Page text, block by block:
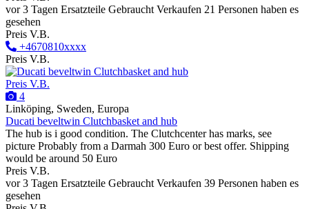
vor 3 Tagen Ersatzteile Gebraucht Verkaufen 21 Personen haben es
gesehen
Preis V.B.
+4670810xxxx
Preis V.B.
Preis V.B.
4
Linköping, Sweden, Europa
Ducati beveltwin Clutchbasket and hub
The hub is i good condition. The Clutchcenter has marks, see
picture Probably from a Darmah 300 Euro or best offer. Shipping
would be around 50 Euro
Preis V.B.
vor 3 Tagen Ersatzteile Gebraucht Verkaufen 39 Personen haben es
gesehen